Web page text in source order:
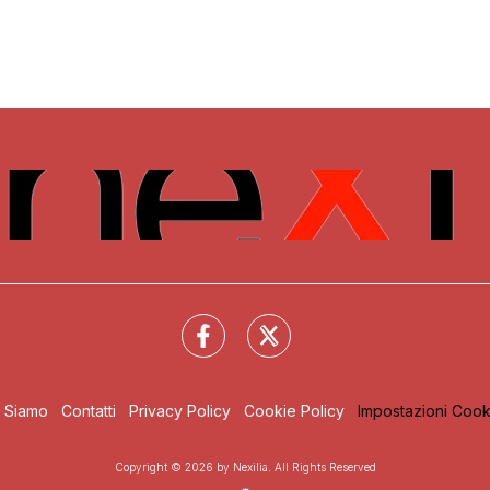
Siamo Contatti Privacy Policy Cookie Policy Impostazioni
Copyright © 2026 by Nexilia. All Rights Reserved